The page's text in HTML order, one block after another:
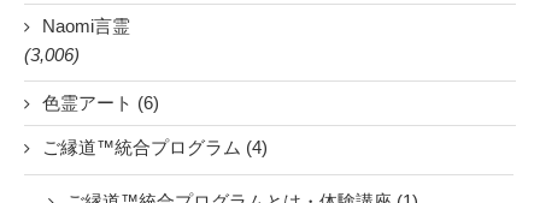
Naomi言霊
(3,006)
色霊アート (6)
ご縁道™統合プログラム (4)